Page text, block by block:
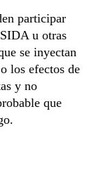
participar
u otras
se inyectan
los efectos de
y no
que